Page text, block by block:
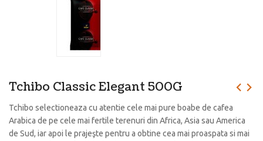
Tchibo Classic Elegant 500G
Tchibo selectioneaza cu atentie cele mai pure boabe de cafea
Arabica de pe cele mai fertile terenuri din Africa, Asia sau America
de Sud, iar apoi le prajeşte pentru a obtine cea mai proaspata si mai